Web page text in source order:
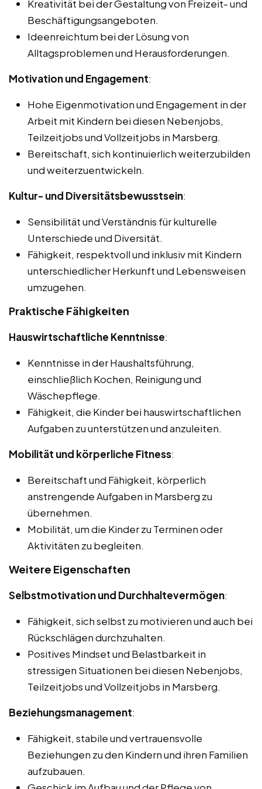
Kreativität bei der Gestaltung von Freizeit- und
Beschäftigungsangeboten.
Ideenreichtum bei der Lösung von
Alltagsproblemen und Herausforderungen.
Motivation und Engagement:
Hohe Eigenmotivation und Engagement in der
Arbeit mit Kindern bei diesen Nebenjobs,
Teilzeitjobs und Vollzeitjobs in Marsberg.
Bereitschaft, sich kontinuierlich weiterzubilden
und weiterzuentwickeln.
Kultur- und Diversitätsbewusstsein:
Sensibilität und Verständnis für kulturelle
Unterschiede und Diversität.
Fähigkeit, respektvoll und inklusiv mit Kindern
unterschiedlicher Herkunft und Lebensweisen
umzugehen.
Praktische Fähigkeiten
Hauswirtschaftliche Kenntnisse:
Kenntnisse in der Haushaltsführung,
einschließlich Kochen, Reinigung und
Wäschepflege.
Fähigkeit, die Kinder bei hauswirtschaftlichen
Aufgaben zu unterstützen und anzuleiten.
Mobilität und körperliche Fitness:
Bereitschaft und Fähigkeit, körperlich
anstrengende Aufgaben in Marsberg zu
übernehmen.
Mobilität, um die Kinder zu Terminen oder
Aktivitäten zu begleiten.
Weitere Eigenschaften
Selbstmotivation und Durchhaltevermögen:
Fähigkeit, sich selbst zu motivieren und auch bei
Rückschlägen durchzuhalten.
Positives Mindset und Belastbarkeit in
stressigen Situationen bei diesen Nebenjobs,
Teilzeitjobs und Vollzeitjobs in Marsberg.
Beziehungsmanagement:
Fähigkeit, stabile und vertrauensvolle
Beziehungen zu den Kindern und ihren Familien
aufzubauen.